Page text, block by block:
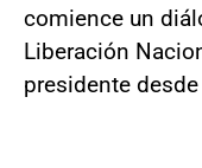
comience un
Liberación
presidente